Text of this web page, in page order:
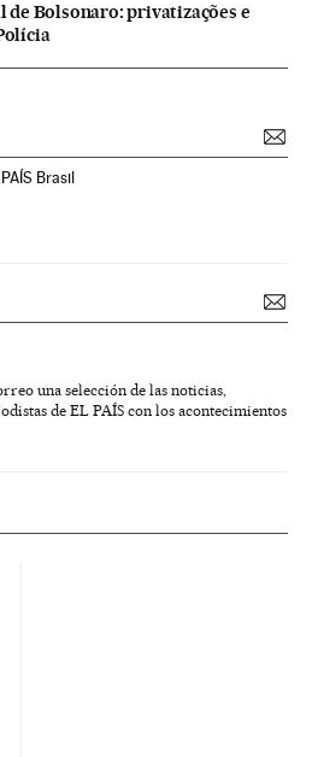
Bolsonaro: privatizações e
Brasil
una selección de las noticias,
de EL PAÍS con los acontecimientos